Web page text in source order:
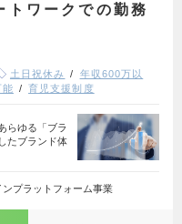
ワークでの勤務
土日祝休み
年収600万以
能 育児支援制度
らゆる「ブラ
たブランド体
プラットフォーム事業